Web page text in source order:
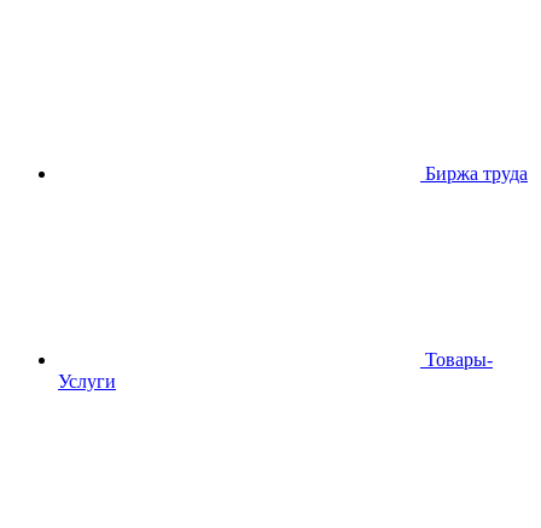
Биржа труда
Товары-
Услуги